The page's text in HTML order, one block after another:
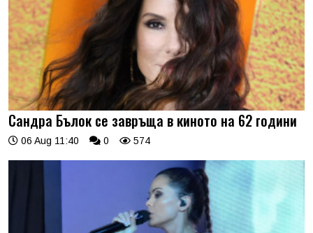
Сандра Бълок се завръща в киното на 62 години
06 Aug 11:40 0 574